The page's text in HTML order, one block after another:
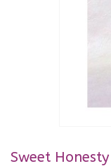
Sweet Honesty